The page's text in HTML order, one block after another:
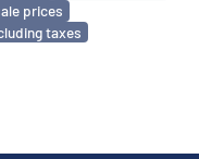
prices
taxes